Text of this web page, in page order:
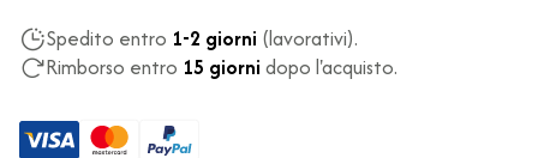
Spedito entro 1-2 giorni (lavorativi).
Rimborso entro 15 giorni dopo l'acquisto.